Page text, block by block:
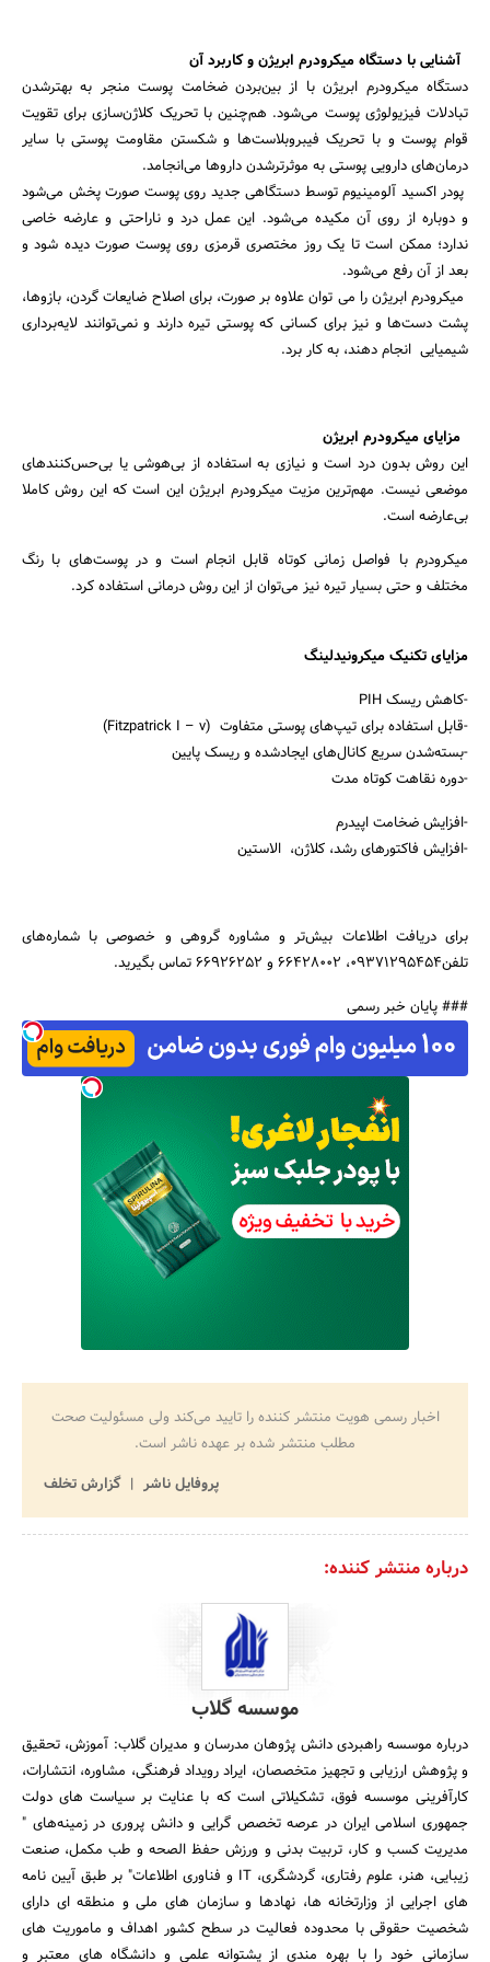
مسکن و ساختمان
آشنایی با دستگاه میکرودرم ابریژن و کاربرد آن
دستگاه میکرودرم ابریژن با از بین‌بردن ضخامت پوست منجر به بهتر‌شدن
تبادلات فیزیولوژی پوست می‌شود. هم‌چنین با تحریک کلاژن‌سازی برای تقویت
قوام پوست و با تحریک فیبروبلاست‌ها و شکستن مقاومت پوستی با سایر
درمان‌های دارویی پوستی به موثرترشدن داروها می‌انجامد.
پودر اکسید آلومینیوم توسط دستگاهی جدید روی پوست صورت پخش می‌شود
و دوباره از روی آن مکیده می‌شود. این عمل درد و ناراحتی و عارضه خاصی
ندارد؛ ممکن است تا یک روز مختصری قرمزی روی پوست صورت دیده شود و
بعد از آن رفع می‌شود.
میکرودرم ابریژن را می توان علاوه بر صورت، برای اصلاح ضایعات گردن، بازوها،
پشت دست‌ها و نیز برای کسانی که پوستی تیره دارند و نمی‌توانند لایه‌‌برداری
شیمیایی انجام دهند، به کار برد.
مزایای میکرودرم ابریژن
این روش بدون درد است و نیازی به استفاده از بی‌هوشی یا بی‌حس‌کنندهای
موضعی نیست. مهم‌ترین مزیت میکرودرم ابریژن این است که این روش کاملا
بی‌عارضه است.
میکرودرم با فواصل زمانی کوتاه قابل انجام است و در پوست‌های با رنگ
مختلف و حتی بسیار تیره نیز می‌توان از این روش درمانی استفاده کرد.
مزایای تکنیک میکرونیدلینگ
-کاهش ریسک PIH
-قابل استفاده برای تیپ‌های پوستی متفاوت (Fitzpatrick I – v)
-بسته‌شدن سریع کانال‌های ایجادشده و ریسک پایین
-دوره نقاهت کوتاه ‌مدت
-افزایش ضخامت اپیدرم
-افزایش فاکتورهای رشد، کلاژن، الاستین
برای دریافت اطلاعات بیش‌تر و مشاوره گروهی و خصوصی با شماره‌های
تلفن09371295454، 66428002 و 66926252 تماس بگیرید.
### پایان خبر رسمی
اخبار رسمی هویت منتشر کننده را تایید می‌کند ولی مسئولیت صحت
مطلب منتشر شده بر عهده ناشر است.
پروفایل ناشر
گزارش تخلف
درباره منتشر کننده:
موسسه گلاب
درباره موسسه راهبردی دانش پژوهان مدرسان و مدیران گلاب: آموزش، تحقیق
و پژوهش ارزیابی و تجهیز متخصصان، ایراد رویداد فرهنگی، مشاوره، انتشارات،
کارآفرینی موسسه فوق، تشکیلاتی است که با عنایت بر سیاست های دولت
جمهوری اسلامی ایران در عرصه تخصص گرایی و دانش پروری در زمینه‌های "
مدیریت کسب و کار، تربیت بدنی و ورزش حفظ الصحه و طب مکمل، صنعت
زیبایی، هنر، علوم رفتاری، گردشگری، IT و فناوری اطلاعات" بر طبق آیین نامه
های اجرایی از وزارتخانه ها، نهادها و سازمان های ملی و منطقه ای دارای
شخصیت حقوقی با محدوده فعالیت در سطح کشور اهداف و ماموریت های
سازمانی خود را با بهره مندی از پشتوانه علمی و دانشگاه های معتبر و